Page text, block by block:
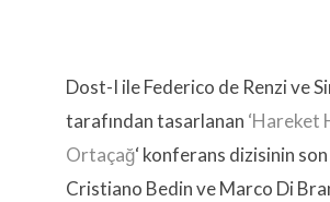
Dost-I ile Federico de Renzi ve
tarafından tasarlanan ‘Hareket
Ortaçağ‘ konferans dizisinin
Cristiano Bedin ve Marco Di